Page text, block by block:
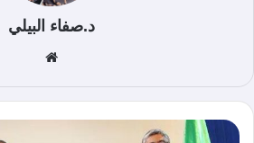
د.صفاء البيلي
الوي
ب